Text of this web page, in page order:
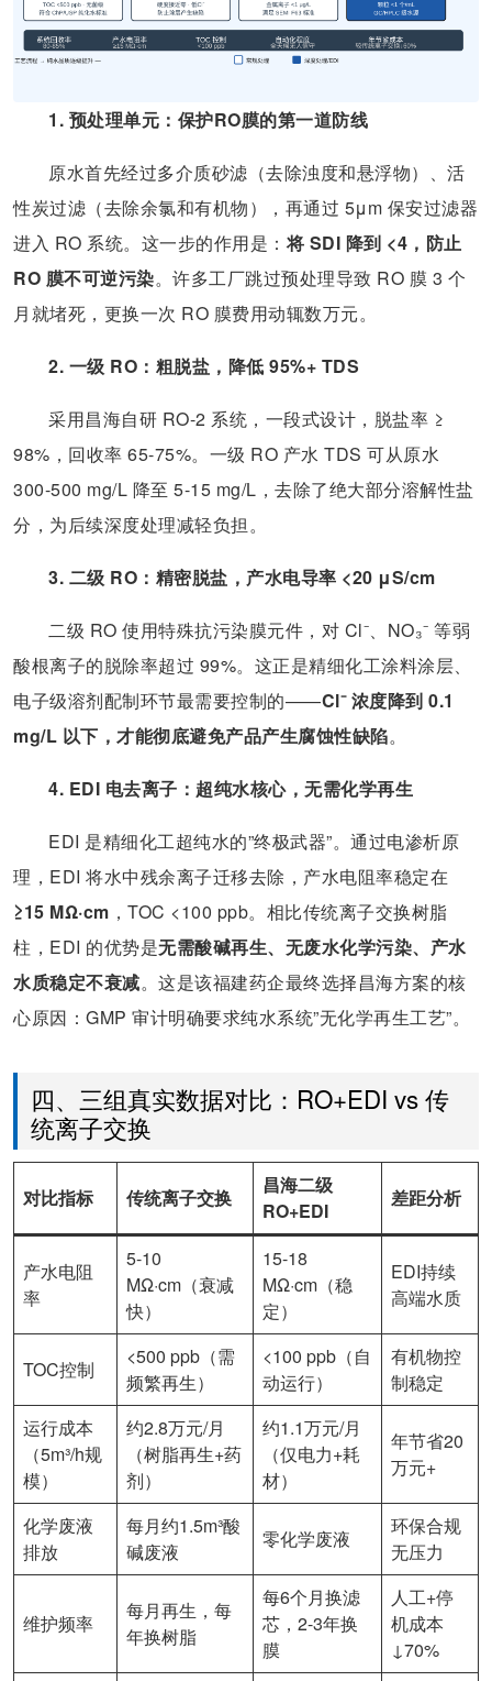
1. 预处理单元：保护RO膜的第一道防线
原水首先经过多介质砂滤（去除浊度和悬浮物）、活
性炭过滤（去除余氯和有机物），再通过 5μm 保安过滤器
进入 RO 系统。这一步的作用是：将 SDI 降到 <4，防止
RO 膜不可逆污染。许多工厂跳过预处理导致 RO 膜 3 个
月就堵死，更换一次 RO 膜费用动辄数万元。
2. 一级 RO：粗脱盐，降低 95%+ TDS
采用昌海自研 RO-2 系统，一段式设计，脱盐率 ≥
98%，回收率 65-75%。一级 RO 产水 TDS 可从原水
300-500 mg/L 降至 5-15 mg/L，去除了绝大部分溶解性盐
分，为后续深度处理减轻负担。
3. 二级 RO：精密脱盐，产水电导率 <20 μS/cm
二级 RO 使用特殊抗污染膜元件，对 Cl⁻、NO₃⁻ 等弱
酸根离子的脱除率超过 99%。这正是精细化工涂料涂层、
电子级溶剂配制环节最需要控制的——Cl⁻ 浓度降到 0.1
mg/L 以下，才能彻底避免产品产生腐蚀性缺陷。
4. EDI 电去离子：超纯水核心，无需化学再生
EDI 是精细化工超纯水的”终极武器”。通过电渗析原
理，EDI 将水中残余离子迁移去除，产水电阻率稳定在
≥15 MΩ·cm ，TOC <100 ppb。相比传统离子交换树脂
柱，EDI 的优势是无需酸碱再生、无废水化学污染、产水
水质稳定不衰减。这是该福建药企最终选择昌海方案的核
心原因：GMP 审计明确要求纯水系统”无化学再生工艺”。
四、三组真实数据对比：RO+EDI vs 传
统离子交换
对比指标 传统离子交换
昌海二级
RO+EDI
差距分析
产水电阻
率
5-10
MΩ·cm（衰减
快）
15-18
MΩ·cm（稳
定）
EDI持续
高端水质
TOC控制
<500 ppb（需
频繁再生）
<100 ppb（自
动运行）
有机物控
制稳定
运行成本
（5m³/h规
模）
约2.8万元/月
（树脂再生+药
剂）
约1.1万元/月
（仅电力+耗
材）
年节省20
万元+
化学废液
排放
每月约1.5m³酸
碱废液
零化学废液
环保合规
无压力
维护频率
每月再生，每
年换树脂
每6个月换滤
芯，2-3年换
膜
人工+停
机成本
↓70%